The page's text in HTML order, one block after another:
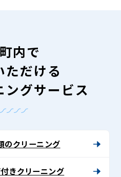
内で
ただける
ングサービス
のクリーニング
きクリーニング